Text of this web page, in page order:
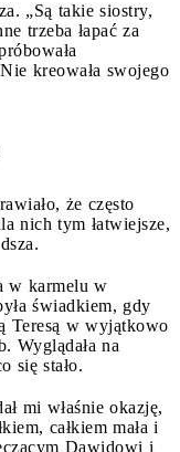
„Są takie siostry,
trzeba łapać za
kreowała swojego
że często
nich tym łatwiejsze,
w karmelu w
świadkiem, gdy
Teresą w wyjątkowo
Wyglądała na
się stało.
mi właśnie okazję,
całkiem mała i
Dawidowi i